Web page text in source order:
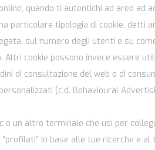
quando ti autentichi ad aree ad
particolare tipologia di cookie, detti
sul numero degli utenti e su
cookie possono invece essere
di consultazione del web o di
(c.d. Behavioural
o un altro terminale che usi per
in base alle tue ricerche e al